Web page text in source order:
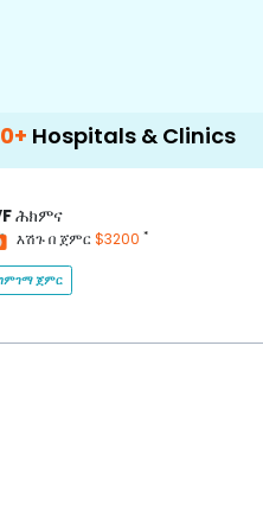
& Clinics 500+
ሕክምና
እሽጉ በ ጀምር$3200 *
ጀምር